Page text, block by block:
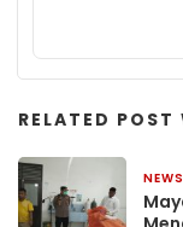
RELATED
NEWS